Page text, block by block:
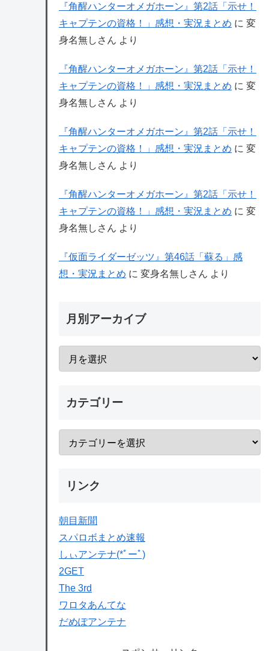
『角醒ハンターオメガホーン』第2話「示せ！
キャプテンの資格！」感想・実況まとめ に 変
身名無しさん より
『角醒ハンターオメガホーン』第2話「示せ！
キャプテンの資格！」感想・実況まとめ に 変
身名無しさん より
『角醒ハンターオメガホーン』第2話「示せ！
キャプテンの資格！」感想・実況まとめ に 変
身名無しさん より
『角醒ハンターオメガホーン』第2話「示せ！
キャプテンの資格！」感想・実況まとめ に 変
身名無しさん より
『仮面ライダーゼッツ』第46話「蘇る」感
想・実況まとめ に 変身名無しさん より
月別アーカイブ
カテゴリー
リンク
朝目新聞
スパロボまとめ速報
しぃアンテナ(*ﾟーﾟ)
2GET
The 3rd
ワロタあんてな
だめぽアンテナ